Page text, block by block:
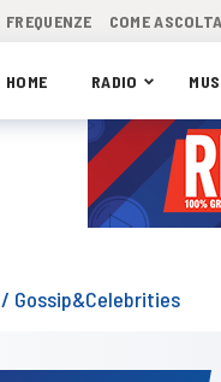
FREQUENZE COME
HOME RADIO
/ Gossip&Celebrities